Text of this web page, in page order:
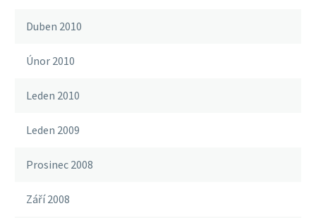
Duben 2010
Únor 2010
Leden 2010
Leden 2009
Prosinec 2008
Září 2008